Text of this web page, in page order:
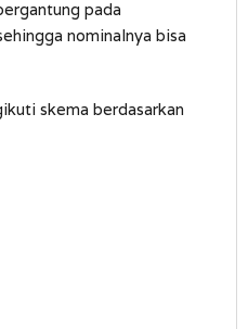
pada
nominalnya bisa
skema berdasarkan